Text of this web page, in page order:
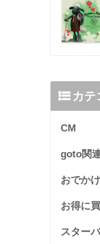
カテ
CM
goto関
おでか
お得に
スター